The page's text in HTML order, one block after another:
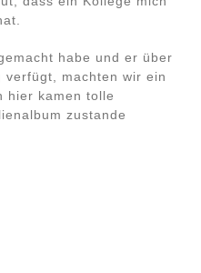
habe und er über
machten wir ein
hier kamen tolle
zustande